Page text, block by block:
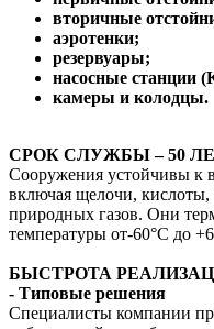
вторичные
аэротенки;
резервуары;
насосные
камеры и колодцы.
СРОК СЛУЖБЫ – 50
Сооружения устойчивы к
включая щелочи, кислоты,
природных газов. Они
температуры от-60°С до
БЫСТРОТА
- Типовые решения
Специалисты компании